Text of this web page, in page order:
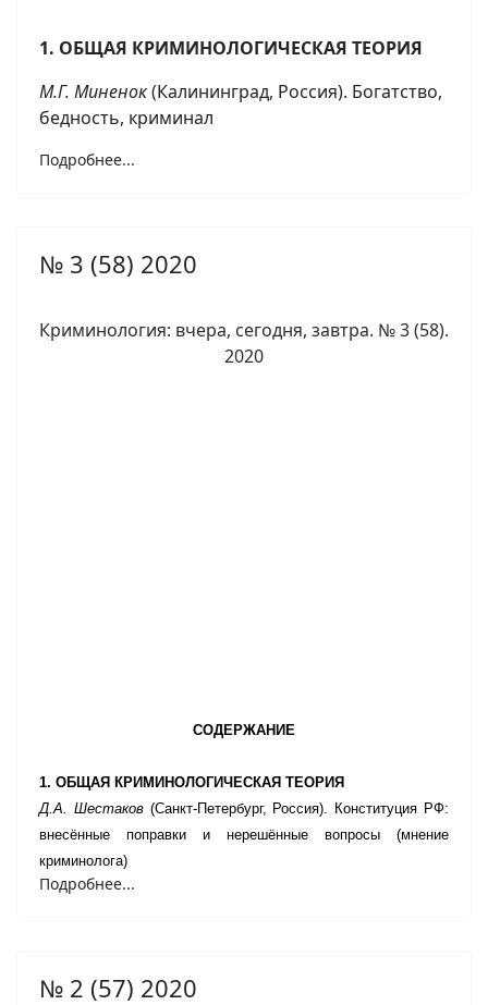
1. ОБЩАЯ КРИМИНОЛОГИЧЕСКАЯ ТЕОРИЯ
М.Г. Миненок(Калининград, Россия). Богатство,
бедность, криминал
Подробнее...
№ 3 (58) 2020
Криминология: вчера, сегодня, завтра. № 3 (58).
2020
СОДЕРЖАНИЕ
1. ОБЩАЯ КРИМИНОЛОГИЧЕСКАЯ ТЕОРИЯ
Д.А. Шестаков (Санкт-Петербург, Россия). Конституция РФ:
внесённые поправки и нерешённые вопросы (мнение
криминолога)
Подробнее...
№ 2 (57) 2020